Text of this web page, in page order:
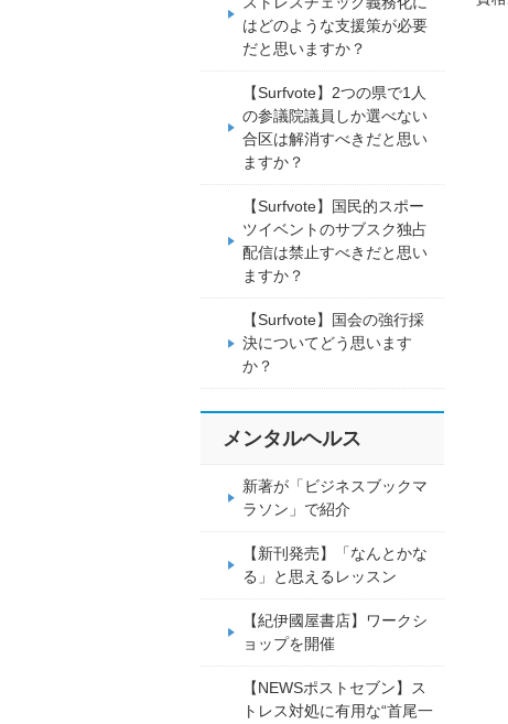
はどのような支援策が必要
だと思いますか？
【Surfvote】2つの県で1人
の参議院議員しか選べない
合区は解消すべきだと思い
ますか？
【Surfvote】国民的スポー
ツイベントのサブスク独占
配信は禁止すべきだと思い
ますか？
【Surfvote】国会の強行採
決についてどう思います
か？
メンタルヘルス
新著が「ビジネスブックマ
ラソン」で紹介
【新刊発売】「なんとかな
る」と思えるレッスン
【紀伊國屋書店】ワークシ
ョップを開催
【NEWSポストセブン】ス
トレス対処に有用な“首尾一